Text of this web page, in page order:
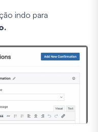
indo para